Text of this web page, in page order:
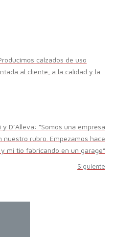
calzados de uso
al cliente, a la calidad y la
D’Alleva: “Somos una empresa
rubro. Empezamos hace
mi tío fabricando en un garage”
Siguiente